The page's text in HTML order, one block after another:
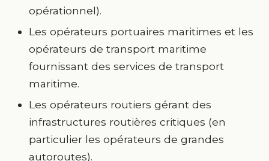
opérationnel).
Les opérateurs portuaires maritimes et les
opérateurs de transport maritime
fournissant des services de transport
maritime.
Les opérateurs routiers gérant des
infrastructures routières critiques (en
particulier les opérateurs de grandes
autoroutes).